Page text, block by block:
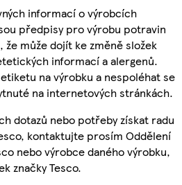
informací o výrobcích
předpisy pro výrobu potravin
že může dojít ke změně složek
informací a alergenů.
na výrobku a nespoléhat se
na internetových stránkách.
dotazů nebo potřeby získat radu
kontaktujte prosím Oddělení
nebo výrobce daného výrobku,
značky Tesco.